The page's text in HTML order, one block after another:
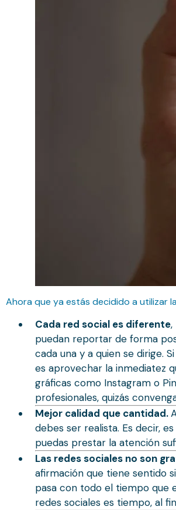
Ahora que ya estás decidido a utilizar
Cada red social es diferente,
puedan reportar de forma
cada una y a quien se dirige.
es aprovechar la inmediatez
gráficas como Instagram o
profesionales, quizás
Mejor calidad que cantidad.
debes ser realista. Es decir,
puedas prestar la atención
Las redes sociales no son
afirmación que tiene sentido
pasa con todo el tiempo que
redes sociales es tiempo, al